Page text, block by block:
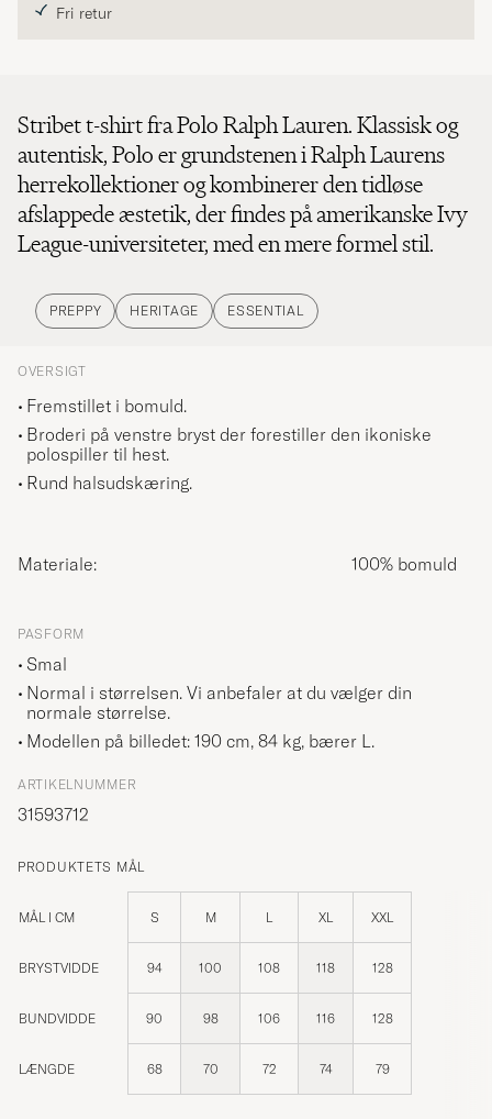
Fri retur
Stribet t-shirt fra Polo Ralph Lauren. Klassisk og
autentisk, Polo er grundstenen i Ralph Laurens
herrekollektioner og kombinerer den tidløse
afslappede æstetik, der findes på amerikanske Ivy
League-universiteter, med en mere formel stil.
PREPPY HERITAGE ESSENTIAL
OVERSIGT
Fremstillet i bomuld.
Broderi på venstre bryst der forestiller den ikoniske
polospiller til hest.
Rund halsudskæring.
Materiale: 100% bomuld
PASFORM
Smal
Normal i størrelsen. Vi anbefaler at du vælger din
normale størrelse.
Modellen på billedet: 190 cm, 84 kg, bærer L.
ARTIKELNUMMER
31593712
PRODUKTETS MÅL
MÅL I CM S M L XL XXL
BRYSTVIDDE 94 100 108 118 128
BUNDVIDDE 90 98 106 116 128
LÆNGDE 68 70 72 74 79